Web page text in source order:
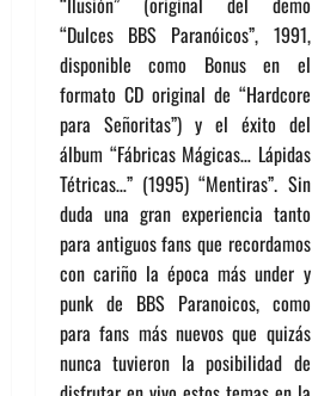
“Dulces BBS Paranóicos”, 1991,
disponible como Bonus en el
formato CD original de “Hardcore
para Señoritas”) y el éxito del
álbum “Fábricas Mágicas… Lápidas
Tétricas…” (1995) “Mentiras”. Sin
duda una gran experiencia tanto
para antiguos fans que recordamos
con cariño la época más under y
punk de BBS Paranoicos, como
para fans más nuevos que quizás
nunca tuvieron la posibilidad de